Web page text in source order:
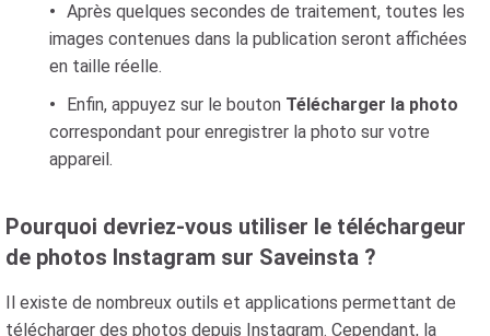
Après quelques secondes de traitement, toutes les
images contenues dans la publication seront affichées
en taille réelle.
Enfin, appuyez sur le bouton Télécharger la photo
correspondant pour enregistrer la photo sur votre
appareil.
Pourquoi devriez-vous utiliser le téléchargeur
de photos Instagram sur Saveinsta ?
Il existe de nombreux outils et applications permettant de
télécharger des photos depuis Instagram. Cependant, la